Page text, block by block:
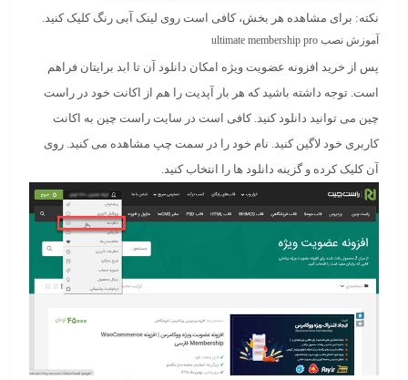
نکته: برای مشاهده هر بخش، کافی است روی لینک آبی رنگ کلیک کنید.
آموزش نصب ultimate membership pro
پس از خرید افزونه عضویت ویژه امکان دانلود آن تا ابد برایتان فراهم
است. توجه داشته باشید که هر بار آپدیت را هم از اکانت خود در راست
چین می توانید دانلود کنید. کافی است در سایت راست چین به اکانت
کاربری خود لاگین کنید. نام خود را در سمت چپ مشاهده می کنید. روی
آن کلیک کرده و گزینه دانلود ها را انتخاب کنید.